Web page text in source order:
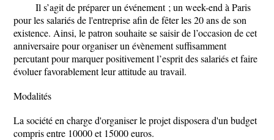
Il s’agit de préparer un événement ; un week-end à Paris
pour les salariés de l'entreprise afin de fêter les 20 ans de son
existence. Ainsi, le patron souhaite se saisir de l’occasion de cet
anniversaire pour organiser un évènement suffisamment
percutant pour marquer positivement l’esprit des salariés et faire
évoluer favorablement leur attitude au travail.
Modalités
La société en charge d'organiser le projet disposera d'un budget
compris entre 10000 et 15000 euros.